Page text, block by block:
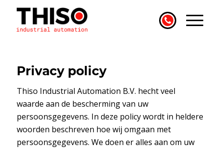
Privacy policy
Thiso Industrial Automation B.V. hecht veel
waarde aan de bescherming van uw
persoonsgegevens. In deze policy wordt in heldere
woorden beschreven hoe wij omgaan met
persoonsgegevens. We doen er alles aan om uw